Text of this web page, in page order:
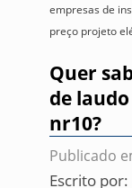
empresas de
preço projeto
Quer
de
nr10?
Publicado
Escrito por: